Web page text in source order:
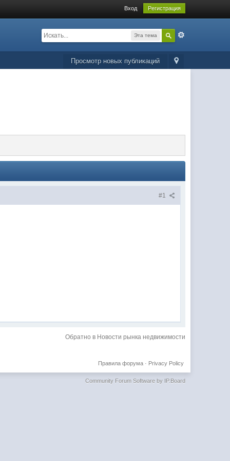
Вход Регистрация
Эта тема
Просмотр новых публикаций
#1
Обратно в Новости рынка недвижимости
Privacy Policy
Правила форума·
Community Forum Software by IP.Board